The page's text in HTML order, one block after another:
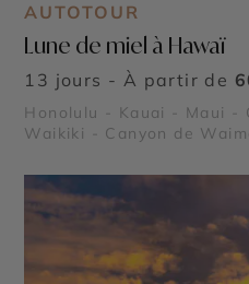
AUTOTOUR
Lune de miel à Hawaï
13 jours - À partir de
Honolulu - Kauai - Maui -
Waikiki - Canyon de